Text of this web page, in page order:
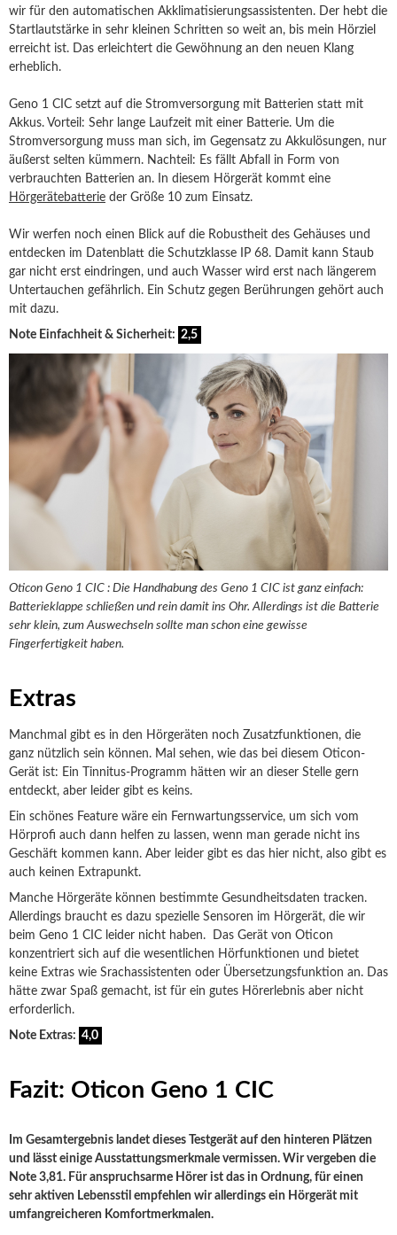
wir für den automatischen Akklimatisierungsassistenten. Der hebt die
Startlautstärke in sehr kleinen Schritten so weit an, bis mein Hörziel
erreicht ist. Das erleichtert die Gewöhnung an den neuen Klang
erheblich.
Geno 1 CIC setzt auf die Stromversorgung mit Batterien statt mit
Akkus. Vorteil: Sehr lange Laufzeit mit einer Batterie. Um die
Stromversorgung muss man sich, im Gegensatz zu Akkulösungen, nur
äußerst selten kümmern. Nachteil: Es fällt Abfall in Form von
verbrauchten Batterien an. In diesem Hörgerät kommt eine
Hörgerätebatterie der Größe 10 zum Einsatz.
Wir werfen noch einen Blick auf die Robustheit des Gehäuses und
entdecken im Datenblatt die Schutzklasse IP 68. Damit kann Staub
gar nicht erst eindringen, und auch Wasser wird erst nach längerem
Untertauchen gefährlich. Ein Schutz gegen Berührungen gehört auch
mit dazu.
Note Einfachheit & Sicherheit: 2,5
Oticon Geno 1 CIC : Die Handhabung des Geno 1 CIC ist ganz einfach:
Batterieklappe schließen und rein damit ins Ohr. Allerdings ist die Batterie
sehr klein, zum Auswechseln sollte man schon eine gewisse
Fingerfertigkeit haben.
Extras
Manchmal gibt es in den Hörgeräten noch Zusatzfunktionen, die
ganz nützlich sein können. Mal sehen, wie das bei diesem Oticon-
Gerät ist: Ein Tinnitus-Programm hätten wir an dieser Stelle gern
entdeckt, aber leider gibt es keins.
Ein schönes Feature wäre ein Fernwartungsservice, um sich vom
Hörprofi auch dann helfen zu lassen, wenn man gerade nicht ins
Geschäft kommen kann. Aber leider gibt es das hier nicht, also gibt es
auch keinen Extrapunkt.
Manche Hörgeräte können bestimmte Gesundheitsdaten tracken.
Allerdings braucht es dazu spezielle Sensoren im Hörgerät, die wir
beim Geno 1 CIC leider nicht haben. Das Gerät von Oticon
konzentriert sich auf die wesentlichen Hörfunktionen und bietet
keine Extras wie Srachassistenten oder Übersetzungsfunktion an. Das
hätte zwar Spaß gemacht, ist für ein gutes Hörerlebnis aber nicht
erforderlich.
Note Extras: 4,0
Fazit: Oticon Geno 1 CIC
Im Gesamtergebnis landet dieses Testgerät auf den hinteren Plätzen
und lässt einige Ausstattungsmerkmale vermissen. Wir vergeben die
Note 3,81. Für anspruchsarme Hörer ist das in Ordnung, für einen
sehr aktiven Lebensstil empfehlen wir allerdings ein Hörgerät mit
umfangreicheren Komfortmerkmalen.